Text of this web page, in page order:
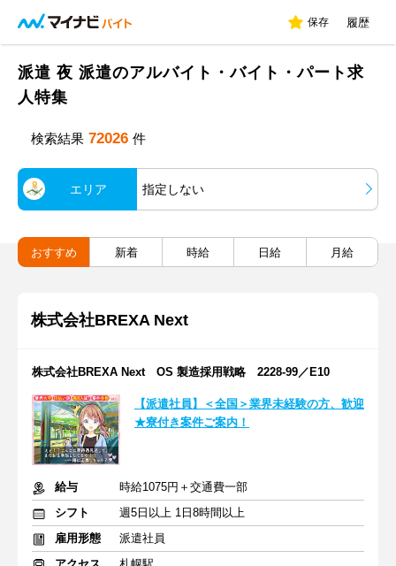
保存 履歴
派遣 夜 派遣のアルバイト・バイト・パート求
人特集
検索結果 72026 件
エリア 指定しない
おすすめ 新着 時給 日給 月給
株式会社BREXA Next
株式会社BREXA Next OS 製造採用戦略 2228-99／E10
【派遣社員】＜全国＞業界未経験の方、歓迎
★寮付き案件ご案内！
給与
時給1075円＋交通費一部
シフト
週5日以上 1日8時間以上
雇用形態
派遣社員